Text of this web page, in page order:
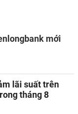
mới
lãi suất trên
tháng 8